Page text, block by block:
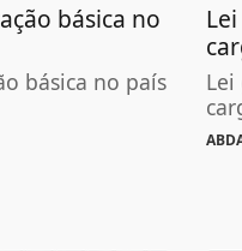
básica no
básica no país